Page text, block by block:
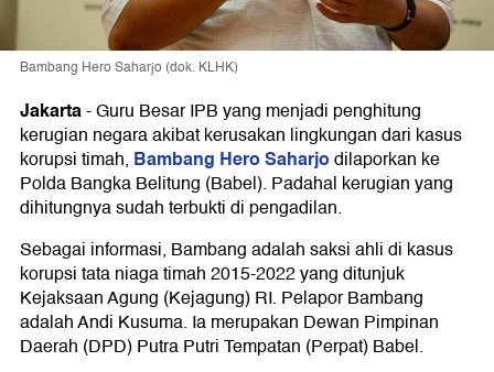
Bambang Hero Saharjo (dok. KLHK)
Jakarta-Guru Besar IPB yang menjadi penghitung
kerugian negara akibat kerusakan lingkungan dari kasus
korupsi timah, Bambang Hero Saharjodilaporkan ke
Polda Bangka Belitung (Babel). Padahal kerugian yang
dihitungnya sudah terbukti di pengadilan.
Sebagai informasi, Bambang adalah saksi ahli di kasus
korupsi tata niaga timah 2015-2022 yang ditunjuk
Kejaksaan Agung (Kejagung) RI. Pelapor Bambang
adalah Andi Kusuma. Ia merupakan Dewan Pimpinan
Daerah (DPD) Putra Putri Tempatan (Perpat) Babel.